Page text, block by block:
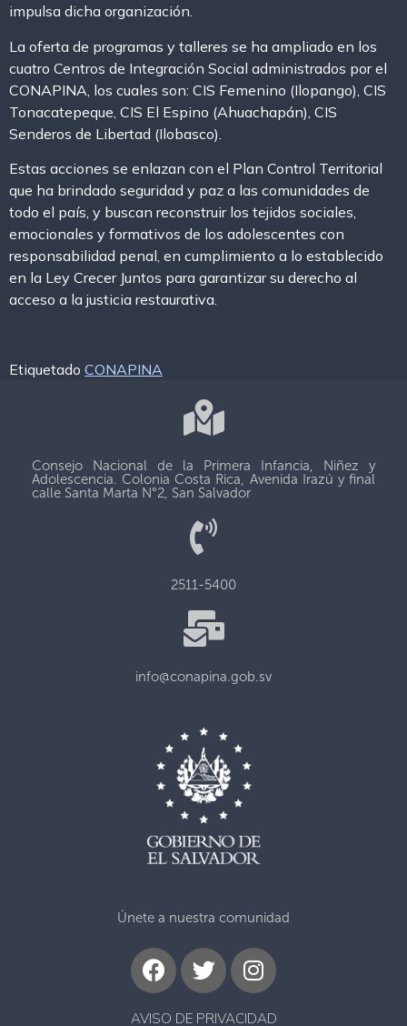
impulsa dicha organización.
La oferta de programas y talleres se ha ampliado en los
cuatro Centros de Integración Social administrados por el
CONAPINA, los cuales son: CIS Femenino (Ilopango), CIS
Tonacatepeque, CIS El Espino (Ahuachapán), CIS
Senderos de Libertad (Ilobasco).
Estas acciones se enlazan con el Plan Control Territorial
que ha brindado seguridad y paz a las comunidades de
todo el país, y buscan reconstruir los tejidos sociales,
emocionales y formativos de los adolescentes con
responsabilidad penal, en cumplimiento a lo establecido
en la Ley Crecer Juntos para garantizar su derecho al
acceso a la justicia restaurativa.
Etiquetado CONAPINA
Consejo Nacional de la Primera Infancia, Niñez y
Adolescencia. Colonia Costa Rica, Avenida Irazú y final
calle Santa Marta N°2, San Salvador
2511-5400
info@conapina.gob.sv
Únete a nuestra comunidad
AVISO DE PRIVACIDAD